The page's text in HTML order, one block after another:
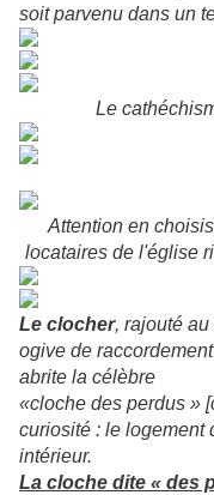
soit parvenu dans un
Le
Attention en
locataires de l'église
Le clocher, rajouté
ogive de
abrite la célèbre
«cloche des perdus »
curiosité : le logement
intérieur.
La cloche dite « des